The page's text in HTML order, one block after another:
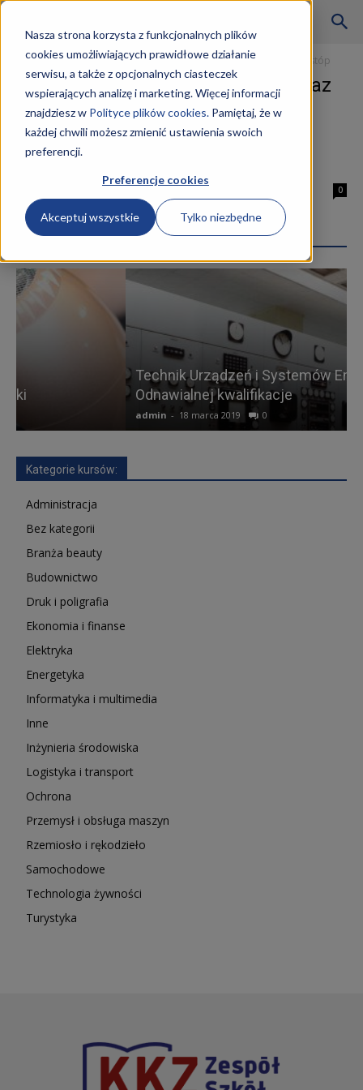
Nasza strona korzysta z funkcjonalnych plików
cookies umożliwiających prawidłowe działanie
serwisu, a także z opcjonalnych ciasteczek
wspierających analizę i marketing. Więcej informacji
znajdziesz w Polityce plików cookies.Pamiętaj, że w
każdej chwili możesz zmienić ustawienia swoich
preferencji.
Preferencje cookies
Akceptuj wszystkie Tylko niezbędne
Szkoły
Aktualności
Strona główna Tagi Zabiegi kosmetyczne ciała oraz dłoni i stóp
Tag: zabiegi kosmetyczne ciała oraz
dłoni i stóp
30 stycznia 2019 0
Najpopularniejsze wpisy
Technik Urządzeń i Systemów Energetyki
Odnawialnej kwalifikacje
18 marca 2019 0
Kategorie kursów:
Administracja
Bez kategorii
Branża beauty
Budownictwo
Druk i poligrafia
Ekonomia i finanse
Elektryka
Energetyka
Informatyka i multimedia
Inne
Inżynieria środowiska
Logistyka i transport
Ochrona
Przemysł i obsługa maszyn
Rzemiosło i rękodzieło
Samochodowe
Technologia żywności
Turystyka